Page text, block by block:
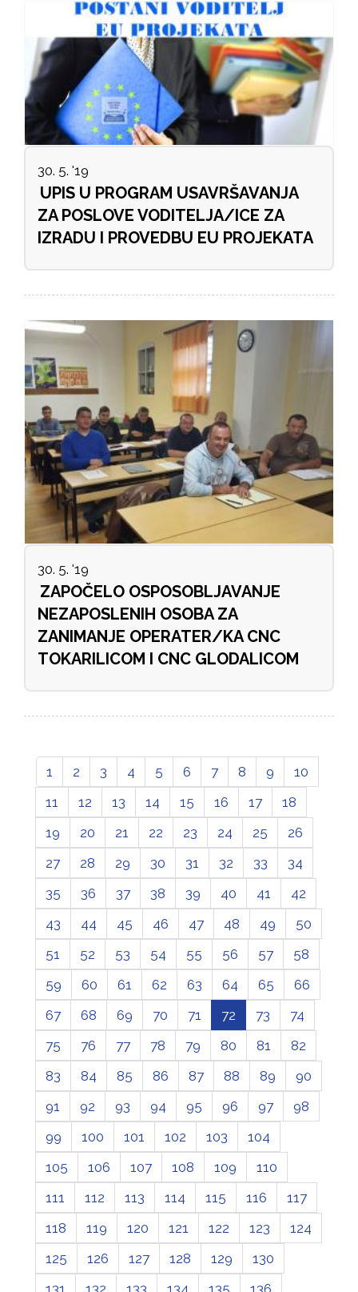
30. 5. '19
UPIS U PROGRAM USAVRŠAVANJA
ZA POSLOVE VODITELJA/ICE ZA
IZRADU I PROVEDBU EU PROJEKATA
30. 5. '19
ZAPOČELO OSPOSOBLJAVANJE
NEZAPOSLENIH OSOBA ZA
ZANIMANJE OPERATER/KA CNC
TOKARILICOM I CNC GLODALICOM
1 2 3 4 5 6 7 8 9
10
11
12 13 14 15 16 17
18
19
20 21 22 23 24 25
26
27
28 29 30 31 32 33
34
35
36 37 38 39 40 41
42
43
44 45 46 47 48 49
50
51
52 53 54 55 56 57
58
59
60 61 62 63 64 65
66
67
68 69 70 71 72 73
74
75
76 77 78 79 80 81
82
83
84 85 86 87 88 89
90
91
92 93 94 95 96 97
98
99
100 101 102 103
104
105
106 107 108 109
110
111
112 113 114 115 116
117
118
119 120 121 122 123
124
125
126 127 128 129
130
131
132 133 134 135 136